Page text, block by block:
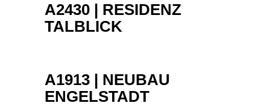
A2430 | RESIDENZ
TALBLICK
A1913 | NEUBAU
ENGELSTADT